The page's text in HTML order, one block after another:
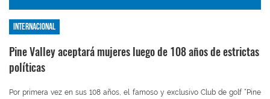
Internacional
Pine Valley aceptará mujeres luego de 108 años de estrictas
políticas
Por primera vez en sus 108 años, el famoso y exclusivo Club de golf “Pine